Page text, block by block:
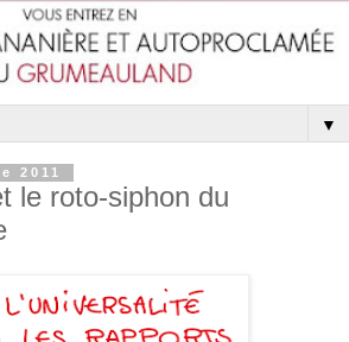
▼
2011
le roto-siphon du